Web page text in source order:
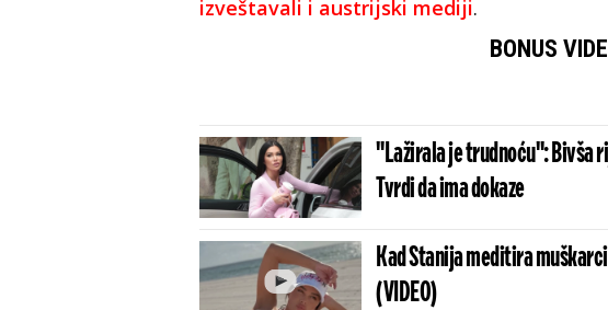
izveštavali i austrijski mediji.
BONUS
"Lažirala je trudnoću": Bivša
Tvrdi da ima dokaze
Kad Stanija meditira
(VIDEO)